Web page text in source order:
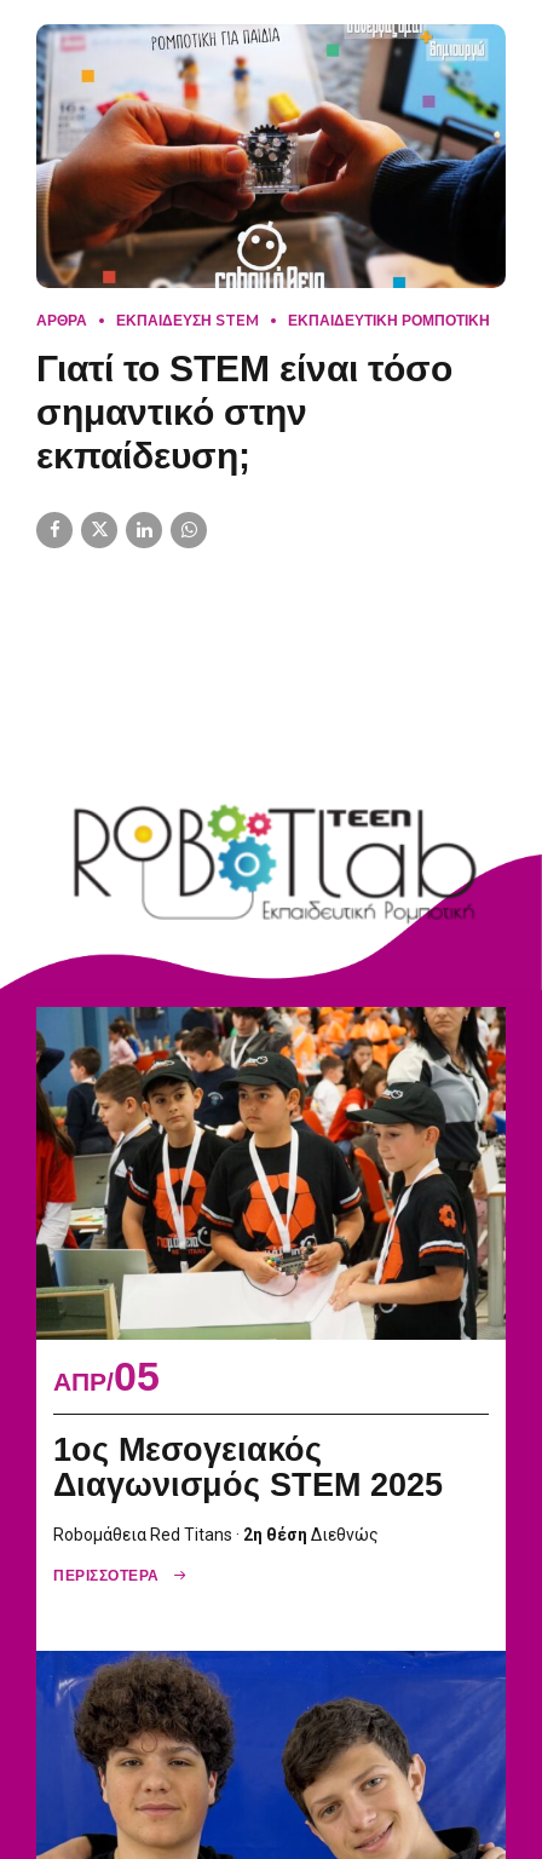
ΑΡΘΡΑ ΕΚΠΑΙΔΕΥΣΗ STEM ΕΚΠΑΙΔΕΥΤΙΚΗ ΡΟΜΠΟΤΙΚΗ
Γιατί το STEM είναι τόσο
σημαντικό στην
εκπαίδευση;
ΑΠΡ 05
1ος Μεσογειακός
Διαγωνισμός STEM 2025
Roboμάθεια Red Titans · 2η θέση Διεθνώς
ΠΕΡΙΣΣΟΤΕΡΑ